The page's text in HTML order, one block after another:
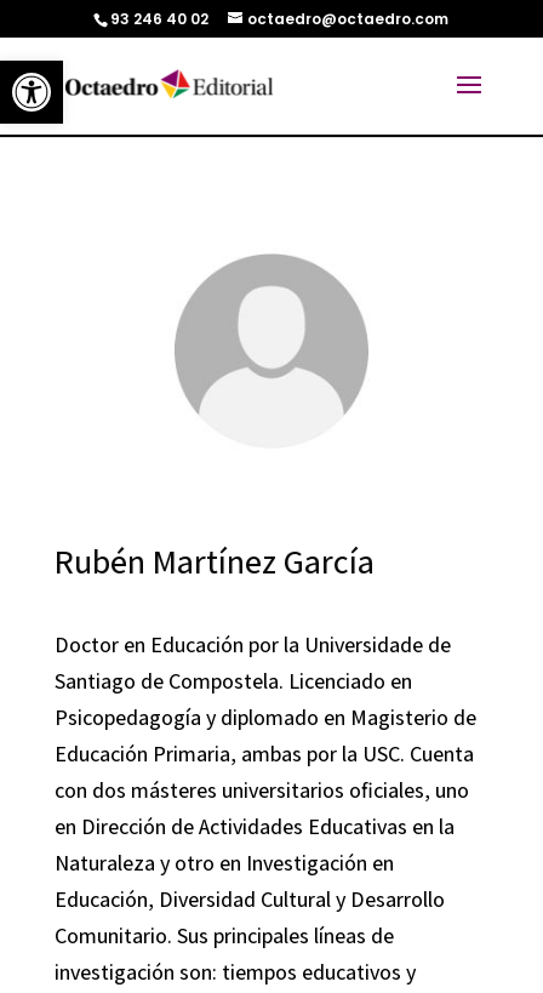
Abrir barra de herramientas
93 246 40 02 octaedro@octaedro.com
Rubén Martínez García
Doctor en Educación por la Universidade de
Santiago de Compostela. Licenciado en
Psicopedagogía y diplomado en Magisterio de
Educación Primaria, ambas por la USC. Cuenta
con dos másteres universitarios oficiales, uno
en Dirección de Actividades Educativas en la
Naturaleza y otro en Investigación en
Educación, Diversidad Cultural y Desarrollo
Comunitario. Sus principales líneas de
investigación son: tiempos educativos y